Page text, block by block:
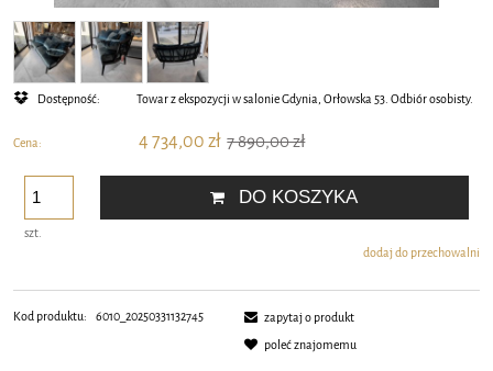
Dostępność: Towar z ekspozycji w salonie Gdynia, Orłowska 53. Odbiór osobisty.
Cena: 4 734,00 zł 7 890,00 zł
szt.
DO KOSZYKA
dodaj do przechowalni
Kod produktu: 6010_20250331132745
zapytaj o produkt
poleć znajomemu